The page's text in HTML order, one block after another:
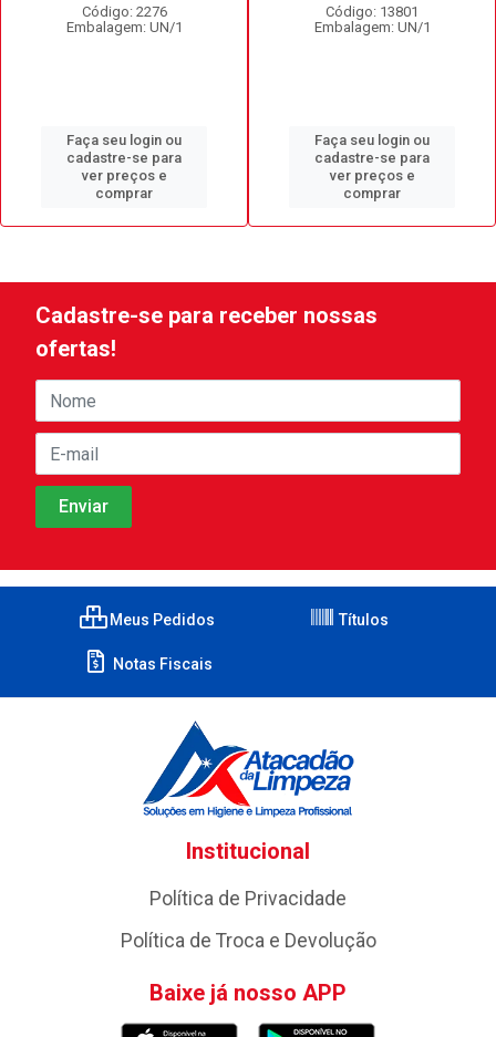
Código: 2276
Embalagem: UN/1
Faça seu login ou
cadastre-se para
ver preços e
comprar
Código: 13801
Embalagem: UN/1
Faça seu login ou
cadastre-se para
ver preços e
comprar
Cadastre-se para receber nossas
ofertas!
Meus Pedidos Títulos
Notas Fiscais
Institucional
Política de Privacidade
Política de Troca e Devolução
Baixe já nosso APP